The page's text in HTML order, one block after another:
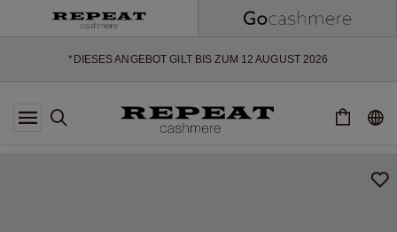
*DIESES ANGEBOT GILT BIS ZUM 12 AUGUST 2026
*GILT NICHT FÜR LIMITED EDITION
*AUSNAHMEN SIND MÖGLICH